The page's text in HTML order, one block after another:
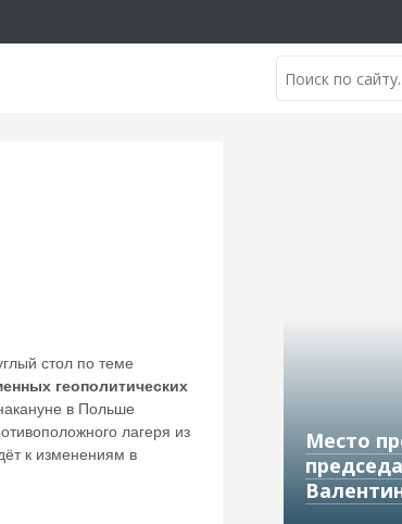
стол по теме
геополитических
в Польше
лагеря из
к изменениям в
Место